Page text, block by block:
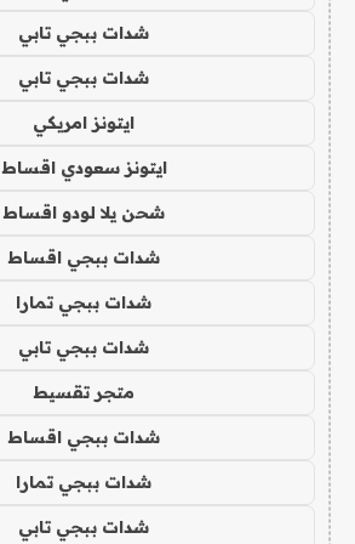
شدات ببجي تابي
شدات ببجي تابي
ايتونز امريكي
ايتونز سعودي اقساط
شحن يلا لودو اقساط
شدات ببجي اقساط
شدات ببجي تمارا
شدات ببجي تابي
متجر تقسيط
شدات ببجي اقساط
شدات ببجي تمارا
شدات ببجي تابي